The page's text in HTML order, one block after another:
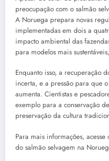
preocupação com o salmão
A Noruega prepara novas
implementadas em dois a
impacto ambiental das
para modelos mais
Enquanto isso, a recuperação
incerta, e a pressão para que
aumenta. Cientistas e
exemplo para a conservação
preservação da cultura
Para mais informações, acesse
do salmão selvagem na